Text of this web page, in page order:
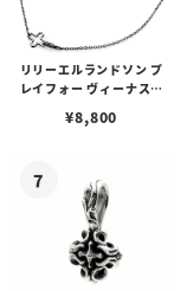
リリーエルランドソン プ
レイフォー ヴィーナスチ
¥8,800